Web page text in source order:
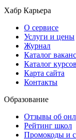
Хабр Карьера
О сервисе
Услуги и цены
Журнал
Каталог
Каталог курсов
Карта сайта
Контакты
Образование
Отзывы об
Рейтинг школ
Промокоды и